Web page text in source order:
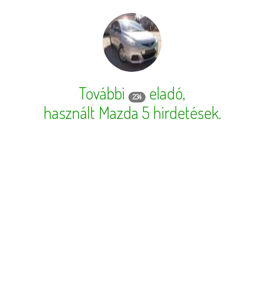
További 234 eladó,
használt Mazda 5 hirdetések.